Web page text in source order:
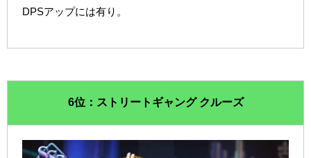
DPSアップには有り。
6位：ストリートギャング クルーズ